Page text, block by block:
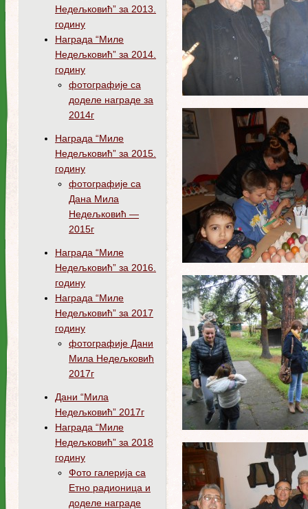
Недељковић” за 2013.
годину
Награда “Миле
Недељковић” за 2014.
годину
фотографије са
доделе награде за
2014г
Награда “Миле
Недељковић” за 2015.
годину
фотографије са
Дана Мила
Недељковић —
2015г
Награда “Миле
Недељковић” за 2016.
годину
Награда “Миле
Недељковић” за 2017
годину
фотографије Дани
Мила Недељковић
2017г
Дани “Мила
Недељковић” 2017г
Награда “Миле
Недељковић” за 2018
годину
Фото галерија са
Етно радионица и
доделе награде